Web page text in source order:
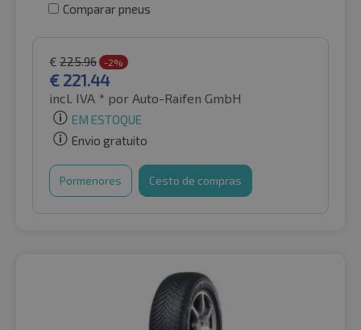
Comparar pneus
€ 225.96 -2%
€ 221.44
incl. IVA * por Auto-Raifen GmbH
EM ESTOQUE
Envio gratuito
Pormenores Cesto de compras